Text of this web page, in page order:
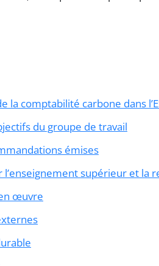
la comptabilité carbone dans
du groupe de travail
émises
supérieur et la
œuvre